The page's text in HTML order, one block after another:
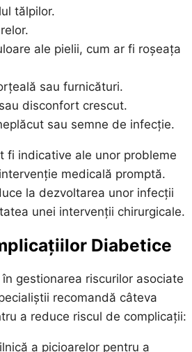
tălpilor.
ale pielii, cum ar fi roșeața
sau furnicături.
disconfort crescut.
sau semne de infecție.
fi indicative ale unor probleme
medicală promptă.
la dezvoltarea unor infecții
unei intervenții chirurgicale.
Diabetice
gestionarea riscurilor asociate
recomandă câteva
a reduce riscul de complicații:
a picioarelor pentru a